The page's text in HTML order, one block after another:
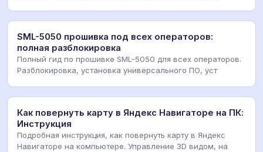
SML-5050 прошивка под всех операторов:
полная разблокировка
Полный гид по прошивке SML-5050 для всех операторов.
Разблокировка, установка универсального ПО, уст
Как повернуть карту в Яндекс Навигаторе на ПК:
Инструкция
Подробная инструкция, как повернуть карту в Яндекс
Навигаторе на компьютере. Управление 3D видом, на